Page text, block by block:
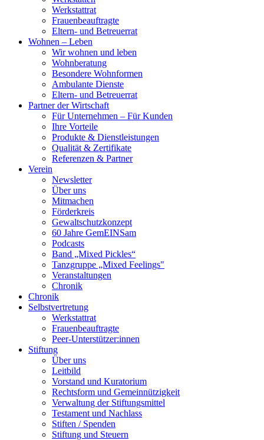
Werkstattrat
Frauenbeauftragte
Eltern- und Betreuerrat
Wohnen – Leben
Wir wohnen und leben
Wohnberatung
Besondere Wohnformen
Ambulante Dienste
Eltern- und Betreuerrat
Partner der Wirtschaft
Für Unternehmen – Für Kunden
Ihre Vorteile
Produkte & Dienstleistungen
Qualität & Zertifikate
Referenzen & Partner
Verein
Newsletter
Über uns
Mitmachen
Förderkreis
Gewaltschutzkonzept
60 Jahre GemEINSam
Podcasts
Band „Mixed Pickles“
Tanzgruppe „Mixed Feelings"
Veranstaltungen
Chronik
Chronik
Selbstvertretung
Werkstattrat
Frauenbeauftragte
Peer-Unterstützer:innen
Stiftung
Über uns
Leitbild
Vorstand und Kuratorium
Rechtsform und Gemeinnützigkeit
Verwaltung der Stiftungsmittel
Testament und Nachlass
Stiften / Spenden
Stiftung und Steuern